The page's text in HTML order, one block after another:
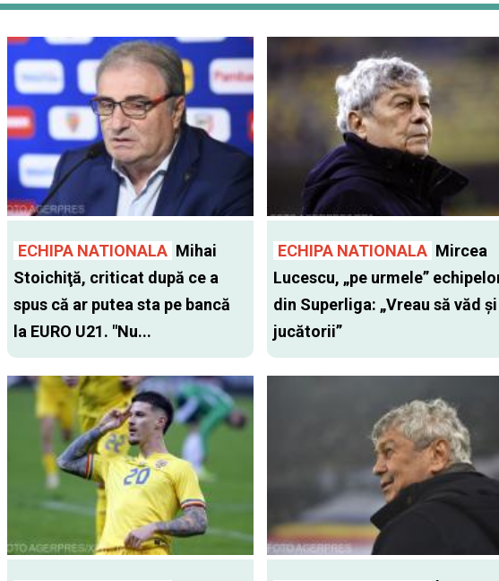
ECHIPA NATIONALA Mihai
Stoichiţă, criticat după ce a
spus că ar putea sta pe bancă
la EURO U21. "Nu...
ECHIPA NATIONALA Mircea
Lucescu, „pe urmele”
din Superliga: „Vreau să văd și
jucătorii”